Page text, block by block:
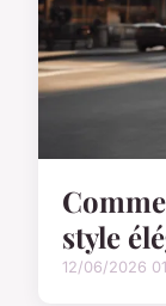
style
12/06/2026